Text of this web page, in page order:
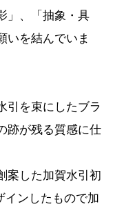
」、「抽象・具
いを結んでいま
引を束にしたブラ
跡が残る質感に仕
案した加賀水引初
インしたもので加